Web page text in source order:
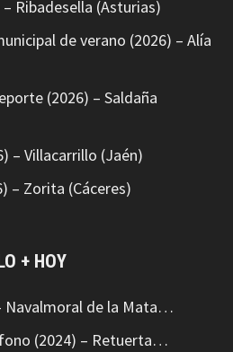
– Ribadesella (Asturias)
de verano (2026) – Alía
(2026) – Saldaña
– Villacarrillo (Jaén)
– Zorita (Cáceres)
LO + HOY
Navalmoral de la Mata…
(2024) – Retuerta…